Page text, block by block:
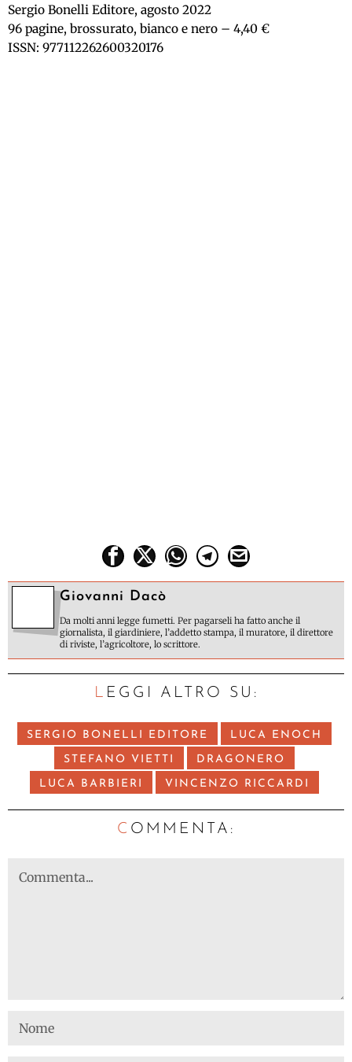
Sergio Bonelli Editore, agosto 2022
96 pagine, brossurato, bianco e nero – 4,40 €
ISSN: 977112262600320176
Giovanni Dacò
Da molti anni legge fumetti. Per pagarseli ha fatto anche il
giornalista, il giardiniere, l’addetto stampa, il muratore, il direttore
di riviste, l’agricoltore, lo scrittore.
LEGGI ALTRO SU:
SERGIO BONELLI EDITORE LUCA ENOCH
STEFANO VIETTI DRAGONERO
LUCA BARBIERI VINCENZO RICCARDI
C OMMENTA: